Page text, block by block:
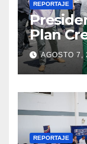
REPORTAJE
Plan
Directo
Juntas
AGOSTO 7,
REPORTAJE